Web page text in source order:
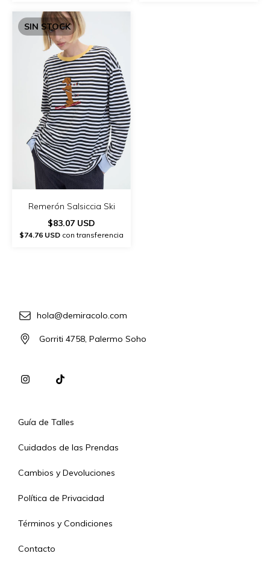
SIN STOCK
Remerón Salsiccia Ski
$83.07 USD
$74.76 USD con transferencia
hola@demiracolo.com
Gorriti 4758, Palermo Soho
Guía de Talles
Cuidados de las Prendas
Cambios y Devoluciones
Política de Privacidad
Términos y Condiciones
Contacto